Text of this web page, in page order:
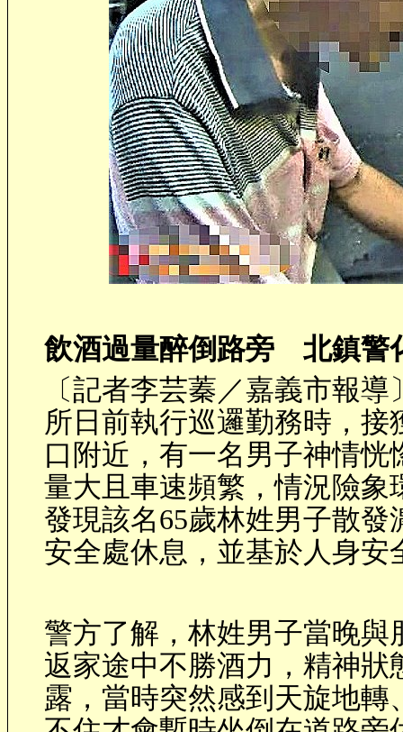
飲酒過量醉倒路旁 北鎮警
〔記者李芸蓁／嘉義市報
所日前執行巡邏勤務時，
口附近，有一名男子神情
量大且車速頻繁，情況險
發現該名65歲林姓男子散發
安全處休息，並基於人身
警方了解，林姓男子當晚
返家途中不勝酒力，精神
露，當時突然感到天旋地